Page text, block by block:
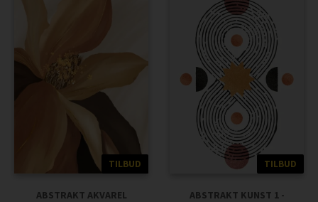
TILBUD
ABSTRAKT AKVAREL
TILBUD
ABSTRAKT KUNST 1 -